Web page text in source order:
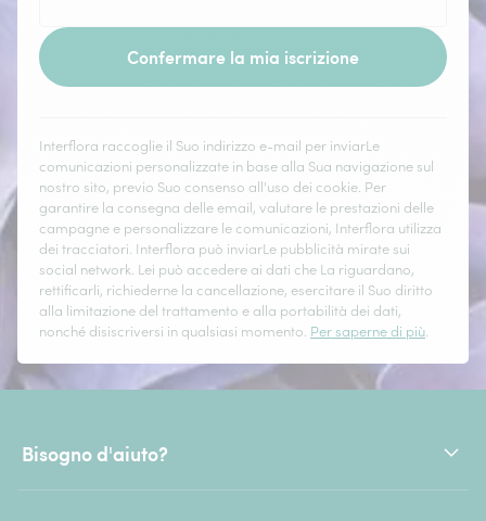
Confermare la mia iscrizione
Interflora raccoglie il Suo indirizzo e-mail per inviarLe
comunicazioni personalizzate in base alla Sua navigazione sul
nostro sito, previo Suo consenso all'uso dei cookie. Per
garantire la consegna delle email, valutare le prestazioni delle
campagne e personalizzare le comunicazioni, Interflora utilizza
dei tracciatori. Interflora può inviarLe pubblicità mirate sui
social network. Lei può accedere ai dati che La riguardano,
rettificarli, richiederne la cancellazione, esercitare il Suo diritto
alla limitazione del trattamento e alla portabilità dei dati,
nonché disiscriversi in qualsiasi momento. Per saperne di più.
Bisogno d'aiuto?